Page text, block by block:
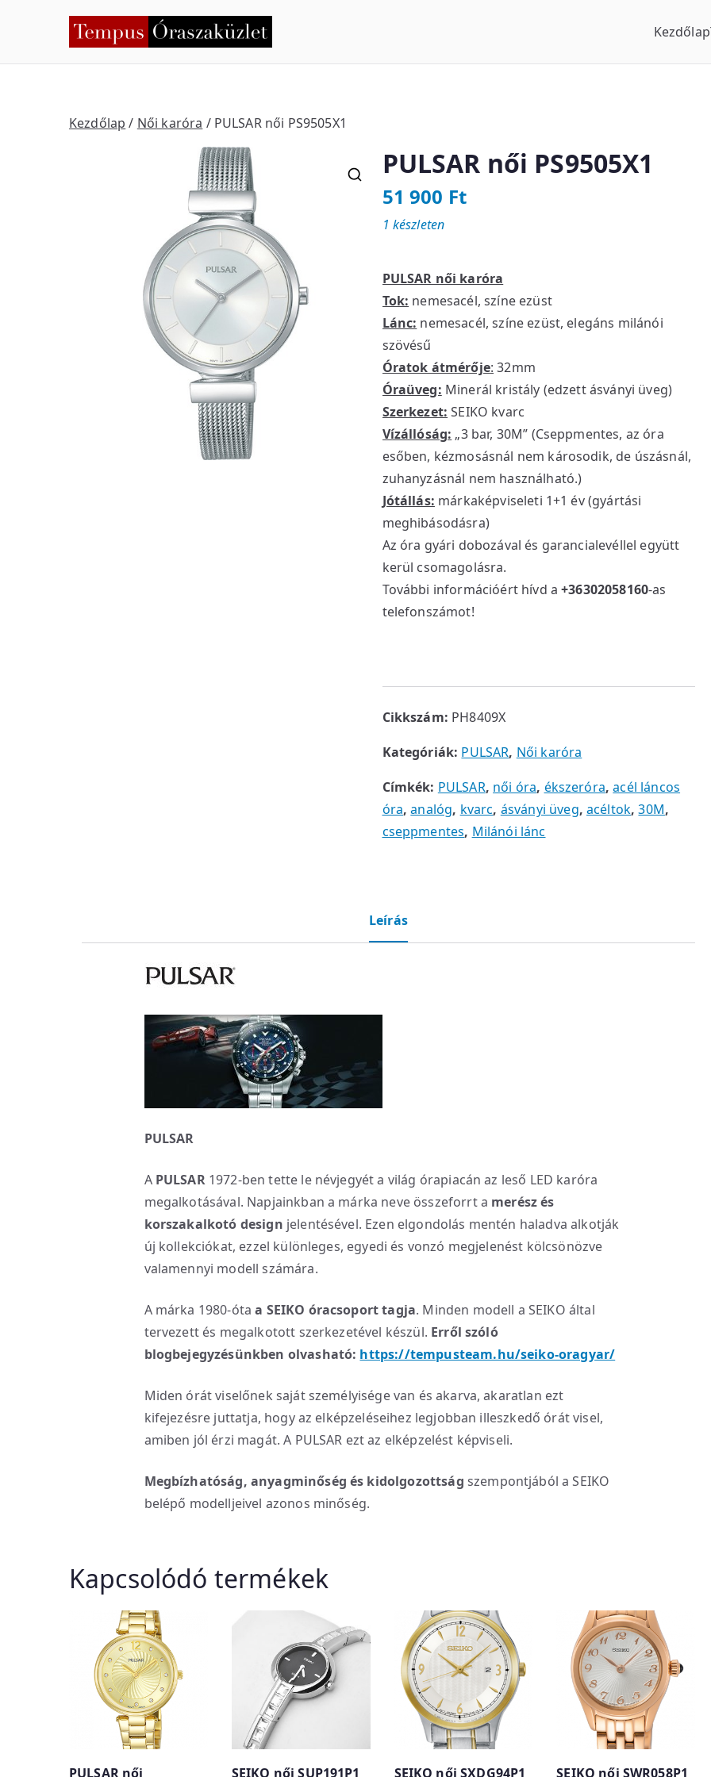
Tempus Óraszaküzlet Kezdőlap
Kezdőlap / Női karóra / PULSAR női PS9505X1
PULSAR női PS9505X1
51 900 Ft
PULSAR női karóra
Tok: nemesacél, színe ezüst
Lánc: nemesacél, színe ezüst, elegáns milánói
szövésű
Óratok átmérője: 32mm
Óraüveg: Minerál kristály (edzett ásványi üveg)
Szerkezet: SEIKO kvarc
Vízállóság: „3 bar, 30M” (Cseppmentes, az óra
esőben, kézmosásnál nem károsodik, de úszásnál,
zuhanyzásnál nem használható.)
Jótállás: márkaképviseleti 1+1 év (gyártási
meghibásodásra)
Az óra gyári dobozával és garancialevéllel együtt
kerül csomagolásra.
További információért hívd a+36302058160-as
telefonszámot!
1 készleten
Cikkszám: PH8409X
Kategóriák: PULSAR, Női karóra
Címkék: PULSAR, női óra, ékszeróra,acél láncos
óra,analóg, kvarc, ásványi üveg, acéltok,30M,
cseppmentes, Milánói lánc
Leírás
PULSAR
A PULSAR1972-ben tette le névjegyét a világ órapiacán az leső LED karóra
megalkotásával. Napjainkban a márka neve összeforrt a merész és
korszakalkotó design jelentésével. Ezen elgondolás mentén haladva alkotják
új kollekciókat, ezzel különleges, egyedi és vonzó megjelenést kölcsönözve
valamennyi modell számára.
A márka 1980-ótaa SEIKO óracsoport tagja. Minden modell a SEIKO által
tervezett és megalkotott szerkezetével készül. Erről szóló
blogbejegyzésünkben olvasható: https://tempusteam.hu/seiko-oragyar/
Miden órát viselőnek saját személyisége van és akarva, akaratlan ezt
kifejezésre juttatja, hogy az elképzeléseihez legjobban illeszkedő órát visel,
amiben jól érzi magát. A PULSAR ezt az elképzelést képviseli.
Megbízhatóság, anyagminőség és kidolgozottság szempontjából a SEIKO
belépő modelljeivel azonos minőség.
Kapcsolódó termékek
PULSAR női SEIKO női SUP191P1 SEIKO női SXDG94P1 SEIKO női SWR058P1